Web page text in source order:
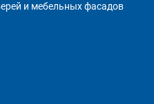
и мебельных фасадов